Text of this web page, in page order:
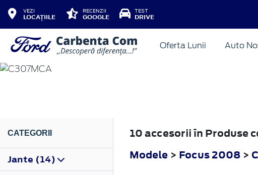
VEZI
LOCAȚIILE
RECENZII
GOOGLE
TEST
DRIVE
Oferta Lunii Auto
FOCUS
CATEGORII
Jante (14)
10 accesorii în Produse
Modele > Focus 2008 >